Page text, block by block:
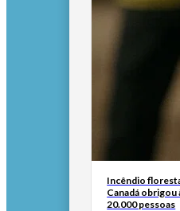
Incêndio
Canadá obrigou
20.000 pessoas